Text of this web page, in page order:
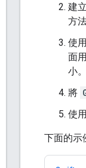
建
方
使用
面
小。
將
使用
下面的示